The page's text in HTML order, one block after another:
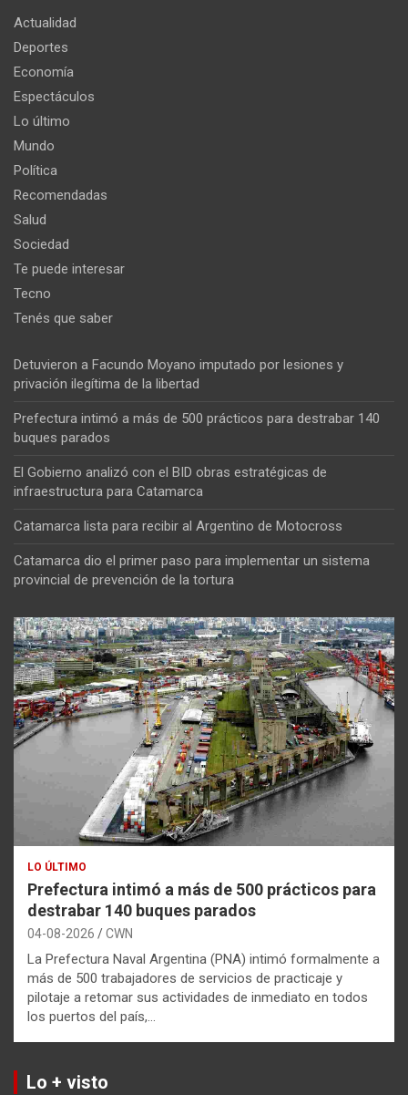
Actualidad
Deportes
Economía
Espectáculos
Lo último
Mundo
Política
Recomendadas
Salud
Sociedad
Te puede interesar
Tecno
Tenés que saber
Detuvieron a Facundo Moyano imputado por lesiones y
privación ilegítima de la libertad
Prefectura intimó a más de 500 prácticos para destrabar 140
buques parados
El Gobierno analizó con el BID obras estratégicas de
infraestructura para Catamarca
Catamarca lista para recibir al Argentino de Motocross
Catamarca dio el primer paso para implementar un sistema
provincial de prevención de la tortura
LO ÚLTIMO
Prefectura intimó a más de 500 prácticos para
destrabar 140 buques parados
04-08-2026 CWN
La Prefectura Naval Argentina (PNA) intimó formalmente a
más de 500 trabajadores de servicios de practicaje y
pilotaje a retomar sus actividades de inmediato en todos
los puertos del país,…
Lo + visto